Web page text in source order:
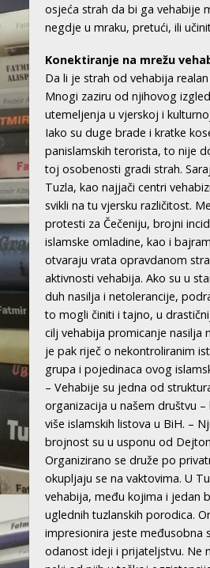
osjeća strah da bi ga vehabije
negdje u mraku, pretući, ili
Konektiranje na mrežu
Da li je strah od vehabija
Mnogi zaziru od njihovog
utemeljenja u vjerskoj i
Iako su duge brade i kratke
panislamskih terorista, to nije
toj osobenosti gradi strah.
Tuzla, kao najjači centri
svikli na tu vjersku različitost.
protesti za Čečeniju, brojni
islamske omladine, kao i
otvaraju vrata opravdanom
aktivnosti vehabija. Ako su u
duh nasilja i netolerancije,
to mogli činiti i tajno, u
cilj vehabija promicanje nasilja
je pak riječ o nekontroliranim
grupa i pojedinaca ovog
– Vehabije su jedna od
organizacija u našem društvu –
više islamskih listova u BiH. –
brojnost su u usponu od
Organizirano se druže po
okupljaju se na vaktovima. U
vehabija, među kojima i jedan
uglednih tuzlanskih porodica.
impresionira jeste međusobna
odanost ideji i prijateljstvu. Ne